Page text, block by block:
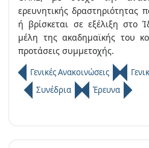
ερευνητικής δραστηριότητας
ή βρίσκεται σε εξέλιξη στο
μέλη της ακαδημαϊκής του
προτάσεις συμμετοχής.
Γενικές Ανακοινώσεις
Συνέδρια
Έρευνα